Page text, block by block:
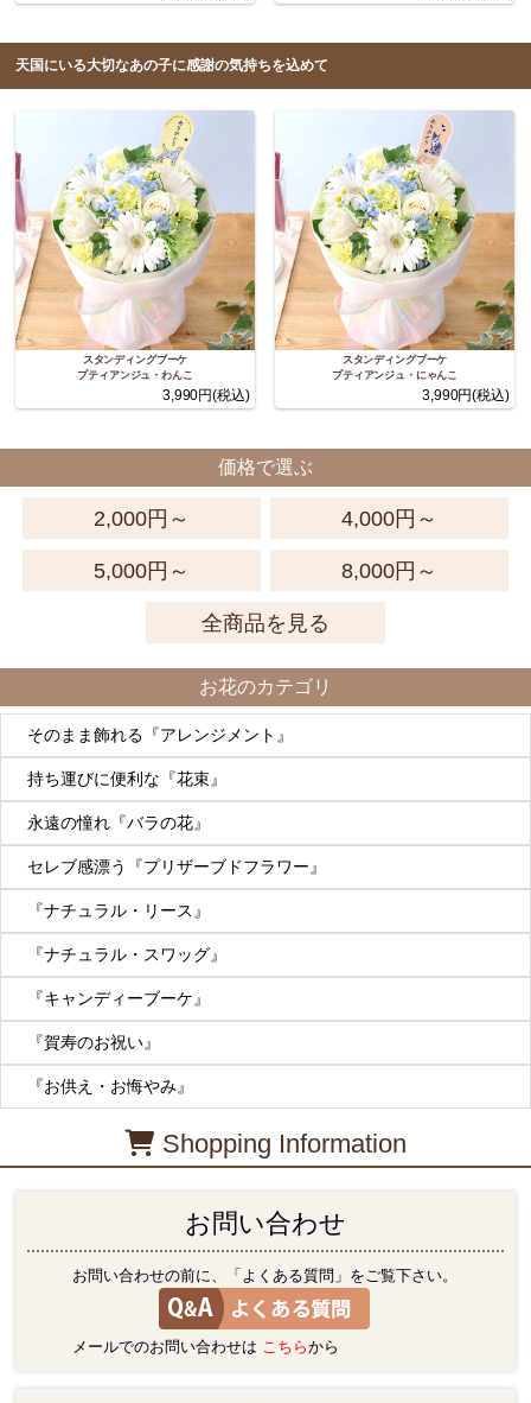
天国にいる大切なあの子に感謝の気持ちを込めて
スタンディングブーケ
プティアンジュ・わんこ
3,990円(税込)
スタンディングブーケ
プティアンジュ・にゃんこ
3,990円(税込)
価格で選ぶ
2,000円～ 4,000円～
5,000円～ 8,000円～
全商品を見る
お花のカテゴリ
そのまま飾れる『アレンジメント』
持ち運びに便利な『花束』
永遠の憧れ『バラの花』
セレブ感漂う『プリザーブドフラワー』
『ナチュラル・リース』
『ナチュラル・スワッグ』
『キャンディーブーケ』
『賀寿のお祝い』
『お供え・お悔やみ』
Shopping Information
お問い合わせ
お問い合わせの前に、「よくある質問」をご覧下さい。
メールでのお問い合わせは こちらから